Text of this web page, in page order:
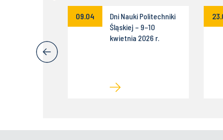
09.04
Dni Nauki Politechniki
Śląskiej – 9–10
kwietnia 2026 r.